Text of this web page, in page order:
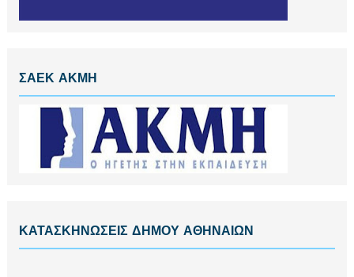
ΣΑΕΚ ΑΚΜΗ
ΚΑΤΑΣΚΗΝΩΣΕΙΣ ΔΗΜΟΥ ΑΘΗΝΑΙΩΝ